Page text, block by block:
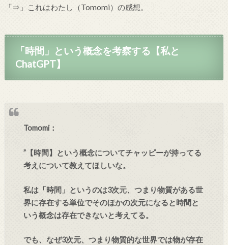
「⇒」これはわたし（Tomomi）の感想。
「時間」という概念を考察する【私と
ChatGPT】
Tomomi：
”【時間】という概念についてチャッピーが持ってる
考えについて教えてほしいな。
私は「時間」というのは3次元、つまり物質がある世
界に存在する単位でそのほかの次元になると時間と
いう概念は存在できないと考えてる。
でも、なぜ3次元、つまり物質的な世界では物が存在